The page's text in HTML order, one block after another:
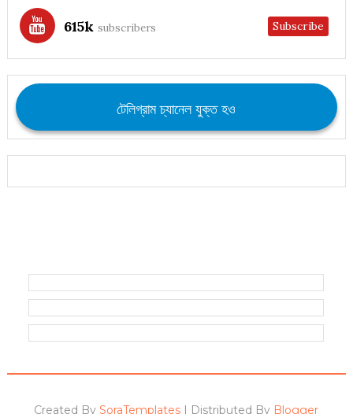
615k subscribers Subscribe
টেলিগ্রাম চ্যানেল যুক্ত হও
Created BySoraTemplates | Distributed By Blogger